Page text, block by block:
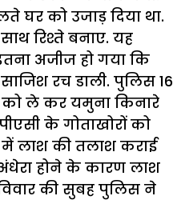
घर को उजाड़ दिया था.
रिश्ते बनाए. यह
अजीज हो गया कि
रच डाली. पुलिस 16
ले कर यमुना किनारे
के गोताखोरों को
लाश की तलाश कराई
होने के कारण लाश
की सुबह पुलिस ने